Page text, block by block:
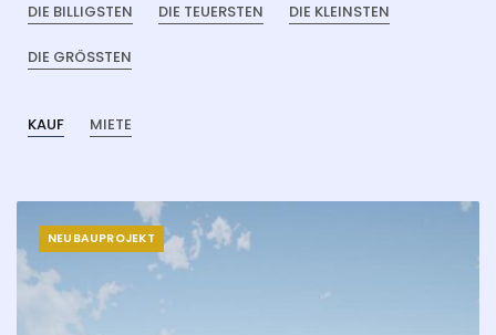
DIE BILLIGSTEN DIE TEUERSTEN DIE KLEINSTEN
DIE GRÖSSTEN
KAUF MIETE
NEUBAUPROJEKT